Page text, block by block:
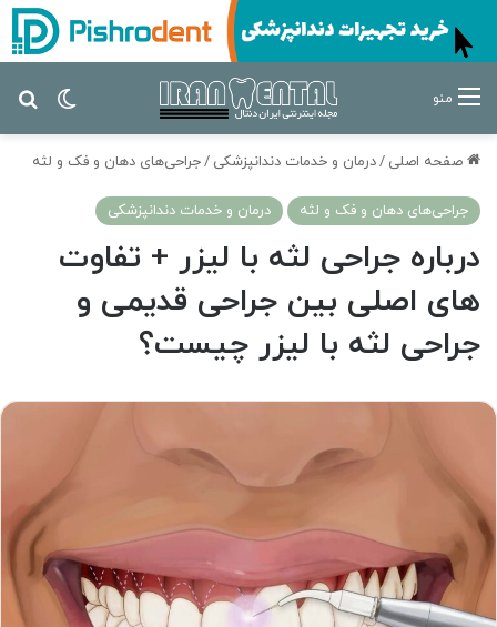
تغییر منو
صفحه اصلی /درمان‌ و خدمات دندانپزشکی /جراحی‌های دهان و فک و لثه
جراحی‌های دهان و فک و لثه درمان‌ و خدمات دندانپزشکی
درباره جراحی لثه با لیزر + تفاوت
های اصلی بین جراحی قدیمی و
جراحی لثه با لیزر چیست؟